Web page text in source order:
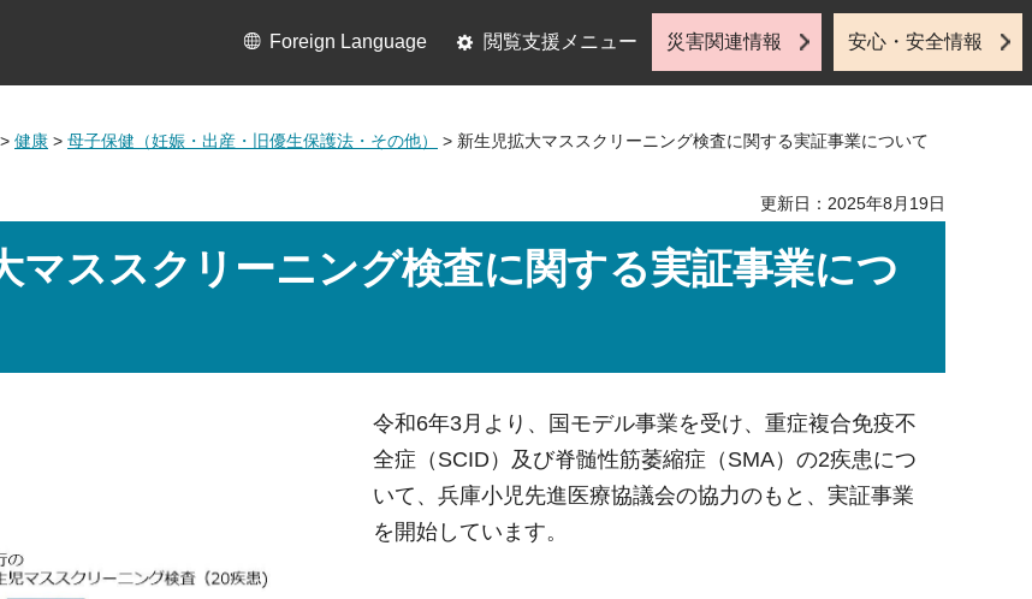
Foreign Language 閲覧支援メニュー 災害関連情報 安心・安全情報
> 健康 > 母子保健（妊娠・出産・旧優生保護法・その他） > 新生児拡大マススクリーニング検査に関する実証事業について
更新日：2025年8月19日
マススクリーニング検査に関する実証事業につ
令和6年3月より、国モデル事業を受け、重症複合免疫不
全症（SCID）及び脊髄性筋萎縮症（SMA）の2疾患につ
いて、兵庫小児先進医療協議会の協力のもと、実証事業
を開始しています。